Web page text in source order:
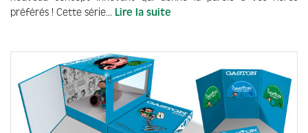
préférés ! Cette série... Lire la suite